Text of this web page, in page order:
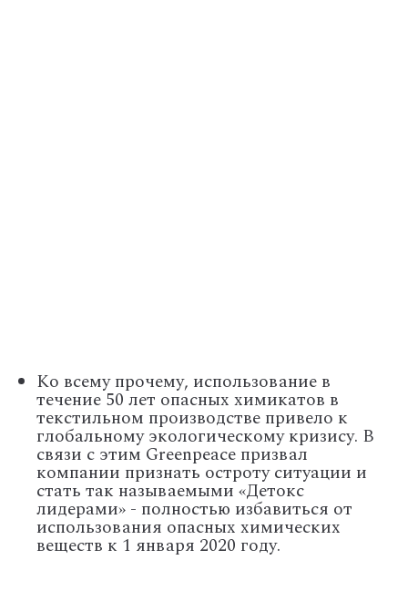
Ко всему прочему, использование в
течение 50 лет опасных химикатов в
текстильном производстве привело к
глобальному экологическому кризису. В
связи с этим Greenpeace призвал
компании признать остроту ситуации и
стать так называемыми «Детокс
лидерами» - полностью избавиться от
использования опасных химических
веществ к 1 января 2020 году.